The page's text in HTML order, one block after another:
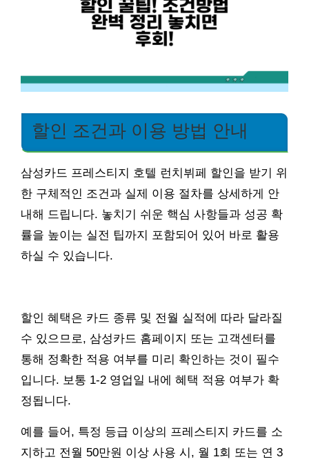
할인 조건과 이용 방법 안내
삼성카드 프레스티지 호텔 런치뷔페 할인을 받기 위
한 구체적인 조건과 실제 이용 절차를 상세하게 안
내해 드립니다. 놓치기 쉬운 핵심 사항들과 성공 확
률을 높이는 실전 팁까지 포함되어 있어 바로 활용
하실 수 있습니다.
할인 혜택은 카드 종류 및 전월 실적에 따라 달라질
수 있으므로, 삼성카드 홈페이지 또는 고객센터를
통해 정확한 적용 여부를 미리 확인하는 것이 필수
입니다. 보통 1-2 영업일 내에 혜택 적용 여부가 확
정됩니다.
예를 들어, 특정 등급 이상의 프레스티지 카드를 소
지하고 전월 50만원 이상 사용 시, 월 1회 또는 연 3